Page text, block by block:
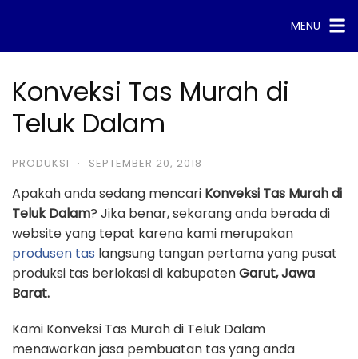
content
MENU
Konveksi Tas Murah di
Teluk Dalam
PRODUKSI · SEPTEMBER 20, 2018
Apakah anda sedang mencari Konveksi Tas Murah di
Teluk Dalam? Jika benar, sekarang anda berada di
website yang tepat karena kami merupakan
produsen tas langsung tangan pertama yang pusat
produksi tas berlokasi di kabupatenGarut, Jawa
Barat.
Kami Konveksi Tas Murah di Teluk Dalam
menawarkan jasa pembuatan tas yang anda